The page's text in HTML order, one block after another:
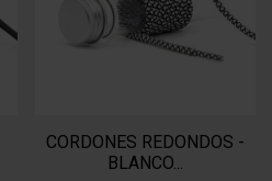
CORDONES REDONDOS -
BLANCO...